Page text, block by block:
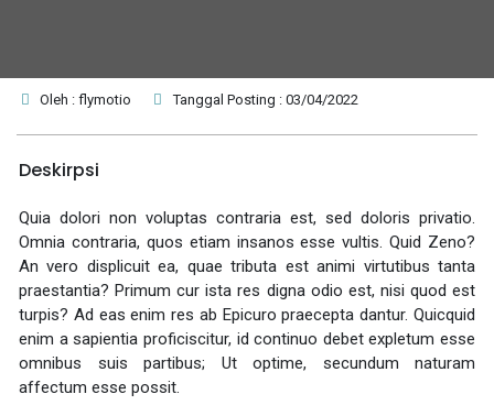
Oleh : flymotio Tanggal Posting : 03/04/2022
Deskirpsi
Quia dolori non voluptas contraria est, sed doloris privatio.
Omnia contraria, quos etiam insanos esse vultis. Quid Zeno?
An vero displicuit ea, quae tributa est animi virtutibus tanta
praestantia? Primum cur ista res digna odio est, nisi quod est
turpis? Ad eas enim res ab Epicuro praecepta dantur. Quicquid
enim a sapientia proficiscitur, id continuo debet expletum esse
omnibus suis partibus; Ut optime, secundum naturam
affectum esse possit.